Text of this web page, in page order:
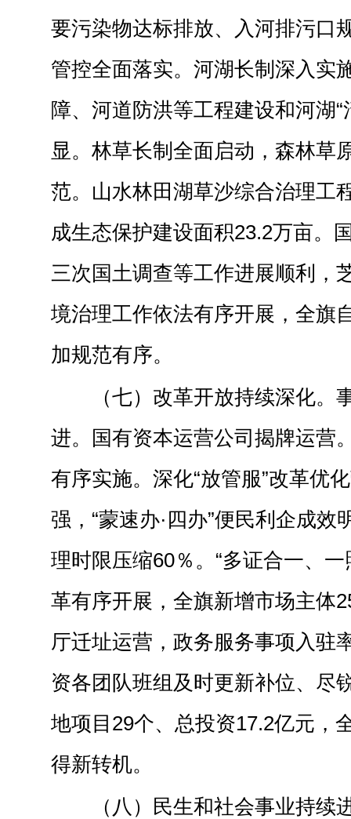
要污染物达标排放、入河排污口
管控全面落实。河湖长制深入实
障、河道防洪等工程建设和河湖“
显。林草长制全面启动，森林草
范。山水林田湖草沙综合治理工
成生态保护建设面积23.2万亩。
三次国土调查等工作进展顺利，
境治理工作依法有序开展，全旗
加规范有序。
（七）改革开放持续深化。
进。国有资本运营公司揭牌运营
有序实施。深化“放管服”改革优
强，“蒙速办·四办”便民利企成效
理时限压缩60％。“多证合一、一
革有序开展，全旗新增市场主体
厅迁址运营，政务服务事项入驻
资各团队班组及时更新补位、尽
地项目29个、总投资17.2亿元，
得新转机。
（八）民生和社会事业持续